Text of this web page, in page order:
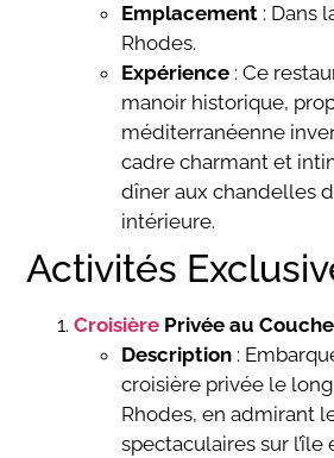
Emplacement : Dans
Rhodes.
Expérience : Ce
manoir historique,
méditerranéenne
cadre charmant et
dîner aux chandelles
intérieure.
Activités
Croisière Privée au
Description :
croisière privée le
Rhodes, en admirant
spectaculaires sur l’île